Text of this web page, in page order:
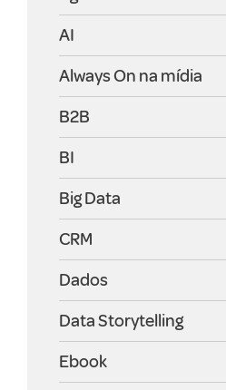
AI
Always On na mídia
B2B
BI
Big Data
CRM
Dados
Data Storytelling
Ebook